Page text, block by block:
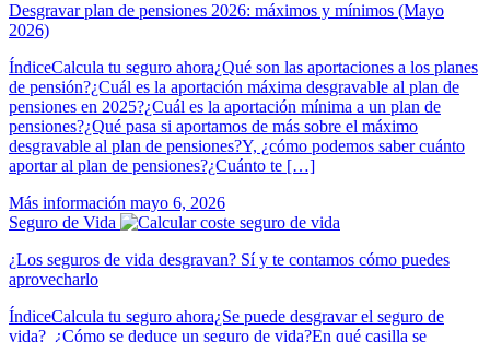
Desgravar plan de pensiones 2026: máximos y mínimos (Mayo
2026)
ÍndiceCalcula tu seguro ahora¿Qué son las aportaciones a los planes
de pensión?¿Cuál es la aportación máxima desgravable al plan de
pensiones en 2025?¿Cuál es la aportación mínima a un plan de
pensiones?¿Qué pasa si aportamos de más sobre el máximo
desgravable al plan de pensiones?Y, ¿cómo podemos saber cuánto
aportar al plan de pensiones?¿Cuánto te […]
Más información mayo 6, 2026
Seguro de Vida
¿Los seguros de vida desgravan? Sí y te contamos cómo puedes
aprovecharlo
ÍndiceCalcula tu seguro ahora¿Se puede desgravar el seguro de
vida? ¿Cómo se deduce un seguro de vida?En qué casilla se